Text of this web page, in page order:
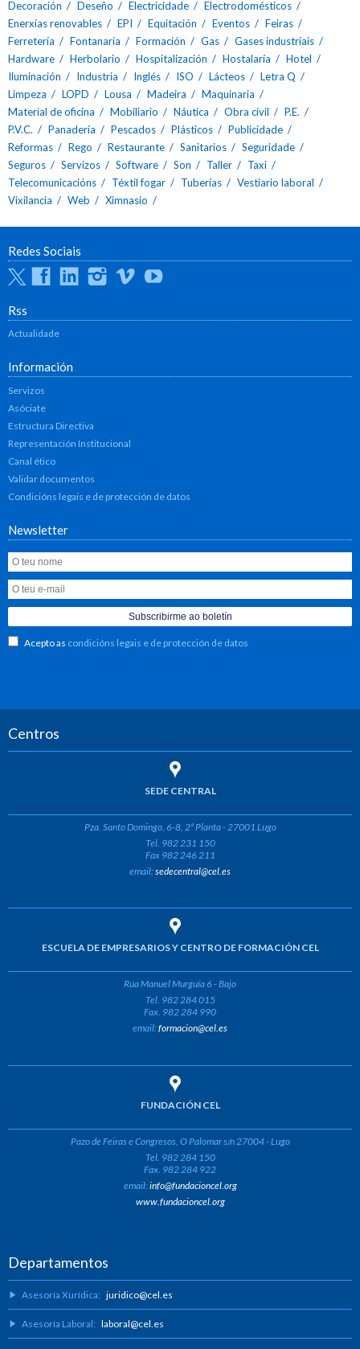
Decoración
Deseño Electricidade
Electrodomésticos
Enerxías renovables
EPI Equitación Eventos
Feiras
Ferretería
Fontanaría Formación Gas
Gases industriais
Hardware
Herbolario Hospitalización Hostalaría
Hotel
Iluminación
Industria Inglés ISO Lácteos
Letra Q
Limpeza
LOPD Lousa Madeira
Maquinaria
Material de oficina
Mobiliario Náutica Obra civil
P.E.
P.V.C.
Panadería Pescados Plásticos
Publicidade
Reformas
Rego Restaurante Sanitarios
Seguridade
Seguros
Servizos Software Son Taller
Taxi
Telecomunicacións
Téxtil fogar Tuberías
Vestiario laboral
Vixilancia
Web Ximnasio
Redes Sociais
TwitterFacebookLinkedinInstagram
Vimeo
Rss
Actualidade
Información
Servizos
Asóciate
Estructura Directiva
Representación Institucional
Canal ético
Validar documentos
Condicións legais e de protección de datos
Newsletter
Acepto as condicións legais e de protección de datos
Centros
SEDE CENTRAL
Pza. Santo Domingo, 6-8, 2ª Planta - 27001 Lugo
Tel. 982 231 150
Fax 982 246 211
email:sedecentral@cel.es
ESCUELA DE EMPRESARIOS Y CENTRO DE FORMACIÓN CEL
Rúa Manuel Murguía 6 - Bajo
Tel. 982 284 015
Fax. 982 284 990
email:formacion@cel.es
FUNDACIÓN CEL
Pazo de Feiras e Congresos, O Palomar s/n 27004 - Lugo
Tel. 982 284 150
Fax. 982 284 922
email:info@fundacioncel.org
www.fundacioncel.org
Departamentos
Asesoría Xurídica: juridico@cel.es
Asesoría Laboral: laboral@cel.es